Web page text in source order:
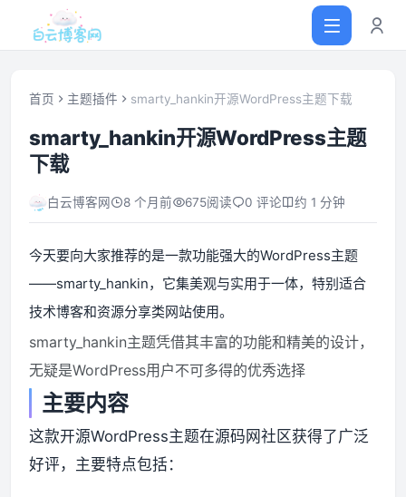
首页
网站源码
软件仓库
技术分享
值得一看
资源资讯
首页 主题插件 smarty_hankin开源WordPress主题下载
smarty_hankin开源WordPress主题
下载
白云博客网 8 个月前 675阅读 0 评论 约 1 分钟
今天要向大家推荐的是一款功能强大的WordPress主题
——smarty_hankin，它集美观与实用于一体，特别适合
技术博客和资源分享类网站使用。
smarty_hankin主题凭借其丰富的功能和精美的设计，
无疑是WordPress用户不可多得的优秀选择
主要内容
这款开源WordPress主题在源码网社区获得了广泛
好评，主要特点包括：